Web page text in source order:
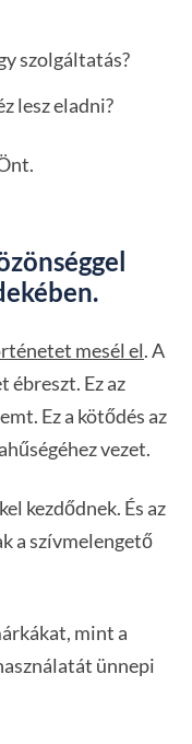
szolgáltatás?
lesz eladni?
mesél el. A
ébreszt. Ez az
Ez a kötődés az
vezet.
kezdődnek. És az
a szívmelengető
mint a
ünnepi